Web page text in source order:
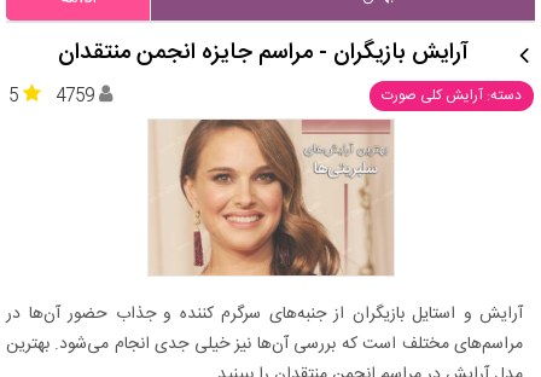
آرایش‌ بازیگران - مراسم جایزه انجمن منتقدان
دسته: آرایش کلی صورت 5 4759
آرایش و استایل بازیگران از جنبه‌های سرگرم کننده و جذاب حضور آن‌ها در
مراسم‌های مختلف است که بررسی آن‌ها نیز خیلی جدی انجام می‌شود. بهترین